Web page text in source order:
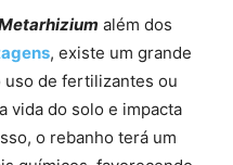
além dos
, existe um grande
uso de fertilizantes ou
vida do solo e impacta
o rebanho terá um